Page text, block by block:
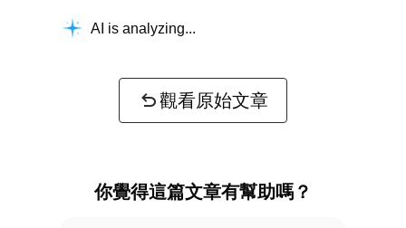
AI is analyzing...
觀看原始文章
你覺得這篇文章有幫助嗎？